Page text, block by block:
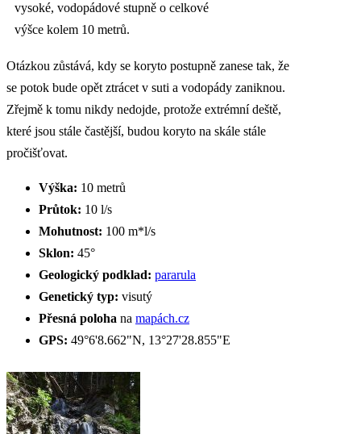
vysoké, vodopádové stupně o celkové
výšce kolem 10 metrů.
Otázkou zůstává, kdy se koryto postupně zanese tak, že
se potok bude opět ztrácet v suti a vodopády zaniknou.
Zřejmě k tomu nikdy nedojde, protože extrémní deště,
které jsou stále častější, budou koryto na skále stále
pročišťovat.
Výška: 10 metrů
Průtok: 10 l/s
Mohutnost: 100 m*l/s
Sklon: 45°
Geologický podklad: pararula
Genetický typ: visutý
Přesná poloha na mapách.cz
GPS: 49°6'8.662"N, 13°27'28.855"E